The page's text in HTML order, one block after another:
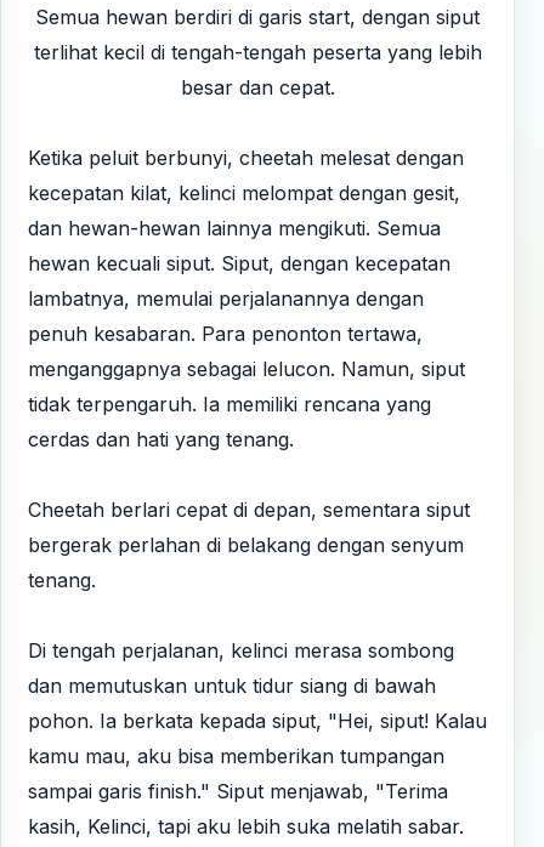
Semua hewan berdiri di garis start, dengan siput
terlihat kecil di tengah-tengah peserta yang lebih
besar dan cepat.
Ketika peluit berbunyi, cheetah melesat dengan
kecepatan kilat, kelinci melompat dengan gesit,
dan hewan-hewan lainnya mengikuti. Semua
hewan kecuali siput. Siput, dengan kecepatan
lambatnya, memulai perjalanannya dengan
penuh kesabaran. Para penonton tertawa,
menganggapnya sebagai lelucon. Namun, siput
tidak terpengaruh. Ia memiliki rencana yang
cerdas dan hati yang tenang.
Cheetah berlari cepat di depan, sementara siput
bergerak perlahan di belakang dengan senyum
tenang.
Di tengah perjalanan, kelinci merasa sombong
dan memutuskan untuk tidur siang di bawah
pohon. Ia berkata kepada siput, "Hei, siput! Kalau
kamu mau, aku bisa memberikan tumpangan
sampai garis finish." Siput menjawab, "Terima
kasih, Kelinci, tapi aku lebih suka melatih sabar.